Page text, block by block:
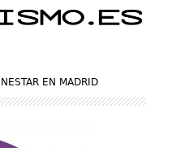
EN MADRID